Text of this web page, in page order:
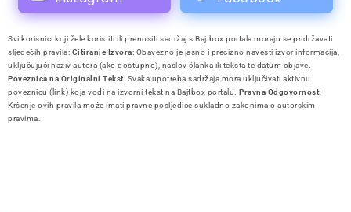
Svi korisnici koji žele koristiti ili prenositi sadržaj s Bajtbox portala moraju se pridržavati
sljedećih pravila: Citiranje Izvora: Obavezno je jasno i precizno navesti izvor informacija,
uključujući naziv autora (ako dostupno), naslov članka ili teksta te datum objave.
Poveznica na Originalni Tekst: Svaka upotreba sadržaja mora uključivati aktivnu
poveznicu (link) koja vodi na izvorni tekst na Bajtbox portalu. Pravna Odgovornost:
Kršenje ovih pravila može imati pravne posljedice sukladno zakonima o autorskim
pravima.